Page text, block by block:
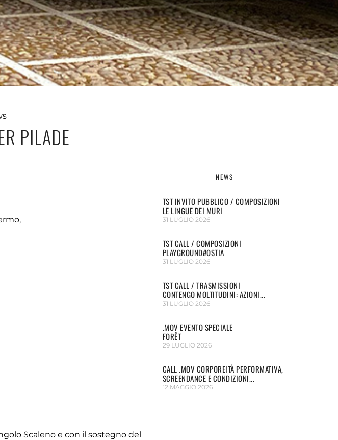
PILADE
Scaleno e con il sostegno del
NEWS
TST INVITO PUBBLICO / COMPOSIZIONI
LE LINGUE DEI MURI
31 LUGLIO 2026
TST CALL / COMPOSIZIONI
PLAYGROUND#OSTIA
31 LUGLIO 2026
TST CALL / TRASMISSIONI
CONTENGO MOLTITUDINI: AZIONI...
31 LUGLIO 2026
.MOV EVENTO SPECIALE
FORÊT
29 LUGLIO 2026
CALL .MOV CORPOREITÀ PERFORMATIVA,
SCREENDANCE E CONDIZIONI...
12 MAGGIO 2026